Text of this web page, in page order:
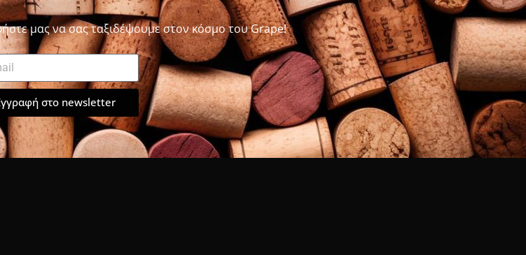
μας να σας ταξιδέψουμε στον κόσμο του Grape!
στο newsletter